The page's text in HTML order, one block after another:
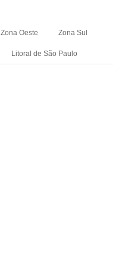
Zona Oeste Zona Sul
Litoral de São Paulo